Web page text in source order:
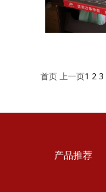
首页 上一页1 2 3
产品推荐